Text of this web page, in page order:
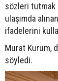
sözleri tutmak
ulaşımda
ifadelerini
Murat Kurum,
söyledi.